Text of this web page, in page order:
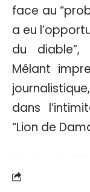
face au
a eu
du diable”,
Mêlant
dans
“Lion de